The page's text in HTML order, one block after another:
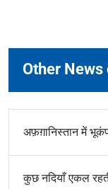
Other News
अफ़ग़ानिस्तान में
कुछ नदियाँ एकल